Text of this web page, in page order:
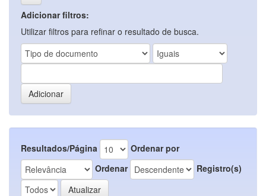
Adicionar filtros:
Utilizar filtros para refinar o resultado de busca.
Resultados/Página
Ordenar por
Ordenar
Registro(s)